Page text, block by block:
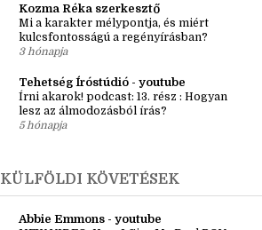
Kozma Réka szerkesztő
Mi a karakter mélypontja, és miért
kulcsfontosságú a regényírásban?
3 hónapja
Tehetség Íróstúdió - youtube
Írni akarok! podcast: 13. rész : Hogyan
lesz az álmodozásból írás?
5 hónapja
KÜLFÖLDI KÖVETÉSEK
Abbie Emmons - youtube